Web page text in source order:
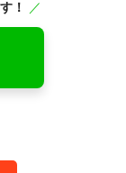
！ ／